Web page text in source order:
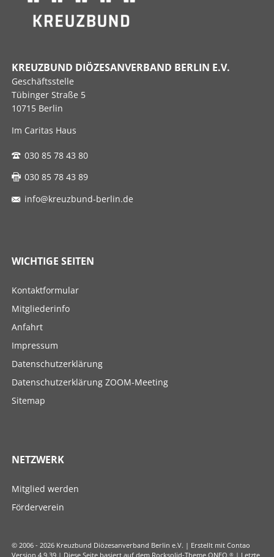
KREUZBUND DIÖZESANVERBAND BERLIN E.V.
Geschäftsstelle
Tübinger Straße 5
10715 Berlin
Im Caritas Haus
030 85 78 43 80
030 85 78 43 89
info@kreuzbund-berlin.de
WICHTIGE SEITEN
Navigation
Kontaktformular
Mitgliederinfo
Anfahrt
Impressum
Datenschutzerklärung
Datenschutzerklärung ZOOM-Meeting
Sitemap
NETZWERK
Navigation
Mitglied werden
Förderverein
© 2006 - 2026 Kreuzbund Diözesanverband Berlin e.V. | Erstellt mit Contao
Version 4.9.39 | Diese Seite basiert auf dem Rocksolid-Theme ONEO ®| Letzte